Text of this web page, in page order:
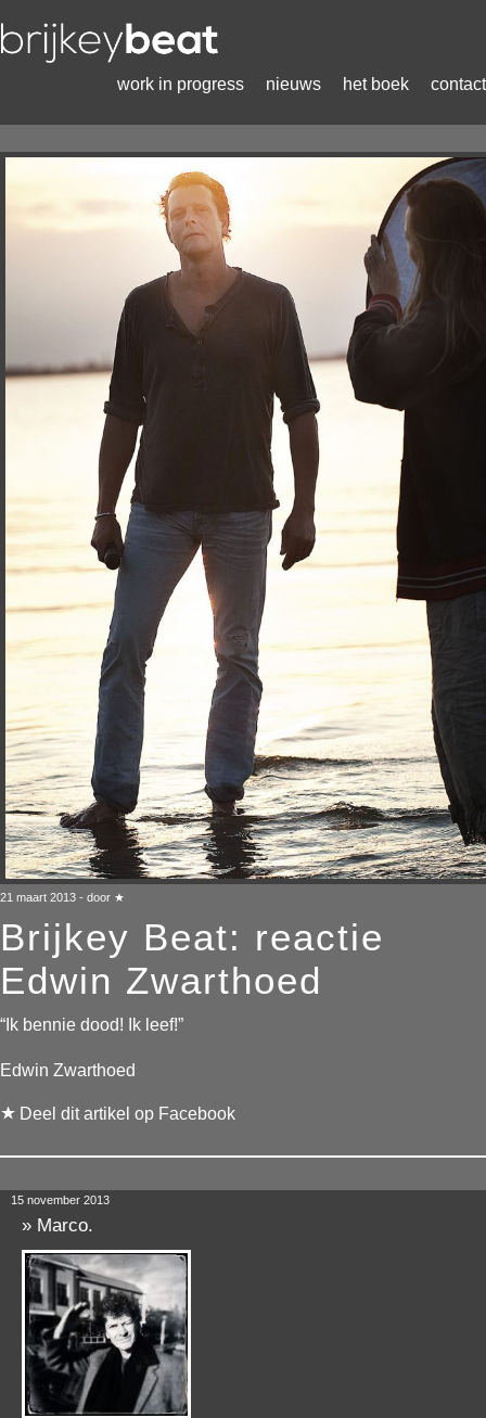
contact
het boek
nieuws
work in progress
21 maart 2013 - door ★
Brijkey Beat: reactie
Edwin Zwarthoed
“Ik bennie dood! Ik leef!”
Edwin Zwarthoed
Deel dit artikel op Facebook
15 november 2013
» Marco.